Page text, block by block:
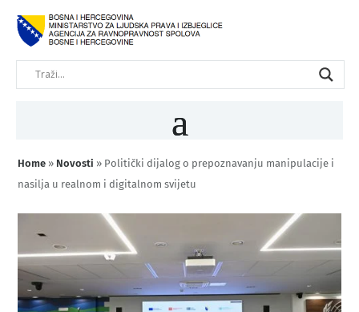
Home » Novosti » Politički dijalog o prepoznavanju manipulacije i
nasilja u realnom i digitalnom svijetu